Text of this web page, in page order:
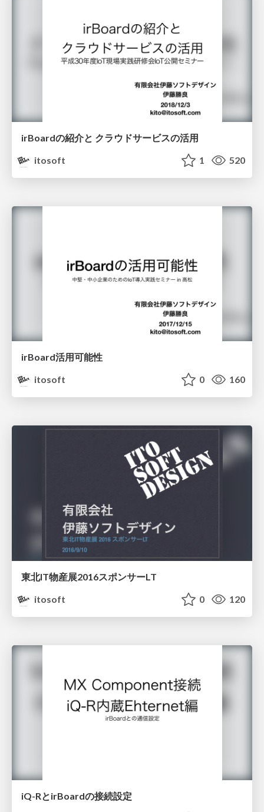
irBoardの紹介と クラウドサービスの活用
itosoft
1 520
irBoard活用可能性
itosoft
0 160
東北IT物産展2016スポンサーLT
itosoft
0 120
iQ-RとirBoardの接続設定